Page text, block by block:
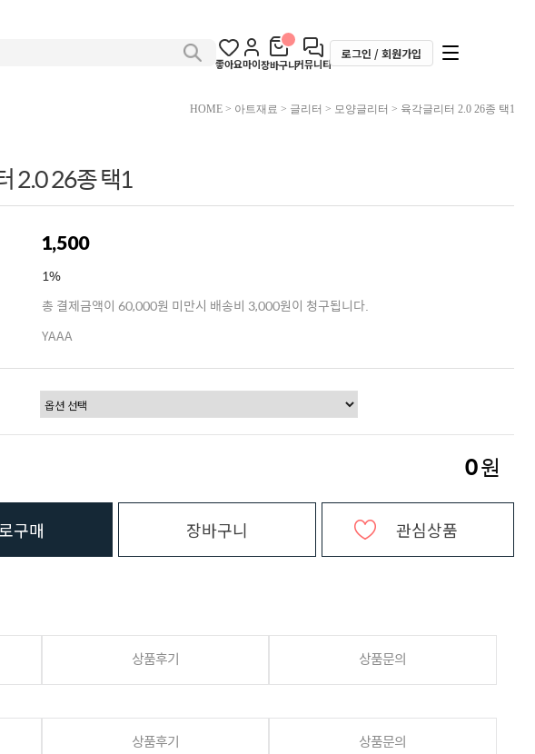
좋아요마이장바구니커뮤니티
로그인 / 회원가입
HOME> 아트재료 > 글리터 > 모양글리터 > 육각글리터 2.0 26종 택1
2.0 26종 택1
1,500
1%
총 결제금액이 60,000원 미만시 배송비 3,000원이 청구됩니다.
YAAA
0원
구매 장바구니 관심상품
상품후기 상품문의
상품후기 상품문의